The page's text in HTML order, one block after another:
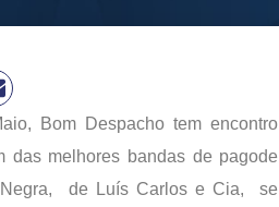
Bom Despacho tem encontro
das melhores bandas de pagode
de Luís Carlos e Cia, se